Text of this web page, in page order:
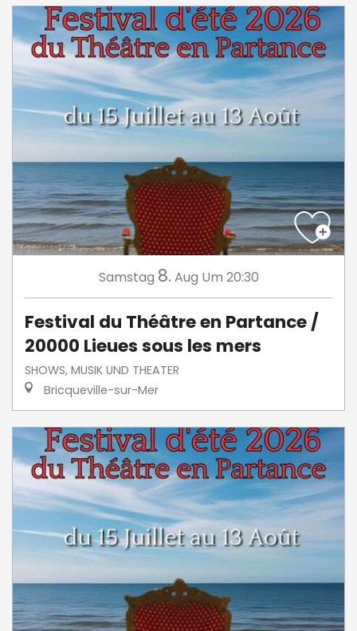
Samstag 8. Aug Um 20:30
Festival du Théâtre en Partance /
20000 Lieues sous les mers
SHOWS, MUSIK UND THEATER
Bricqueville-sur-Mer